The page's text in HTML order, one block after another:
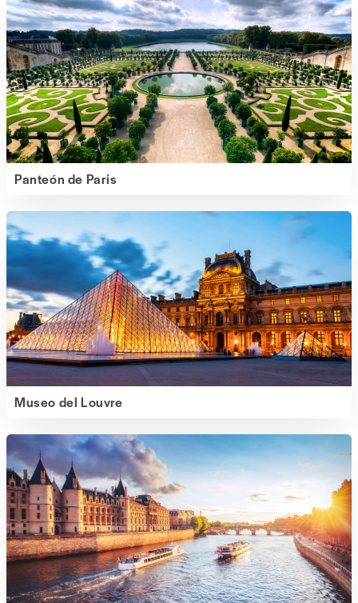
Panteón de París
Museo del Louvre